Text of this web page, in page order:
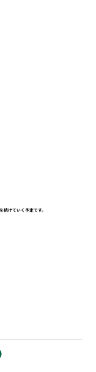
けていく予定です。